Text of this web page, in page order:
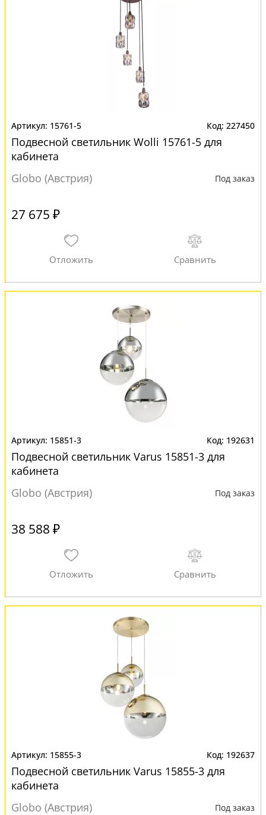
15761-5 227450
Подвесной светильник Wolli 15761-5 для
кабинета
Globo (Австрия)
Под заказ
27 675 ₽
15851-3 192631
Подвесной светильник Varus 15851-3 для
кабинета
Globo (Австрия)
Под заказ
38 588 ₽
15855-3 192637
Подвесной светильник Varus 15855-3 для
кабинета
Globo (Австрия)
Под заказ